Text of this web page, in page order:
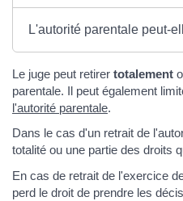
L'autorité parentale peut-
Le juge peut retirer totalement
parentale. Il peut également
l'autorité parentale.
Dans le cas d'un retrait de
totalité ou une partie des droits
En cas de retrait de l'exercice
perd le droit de prendre les